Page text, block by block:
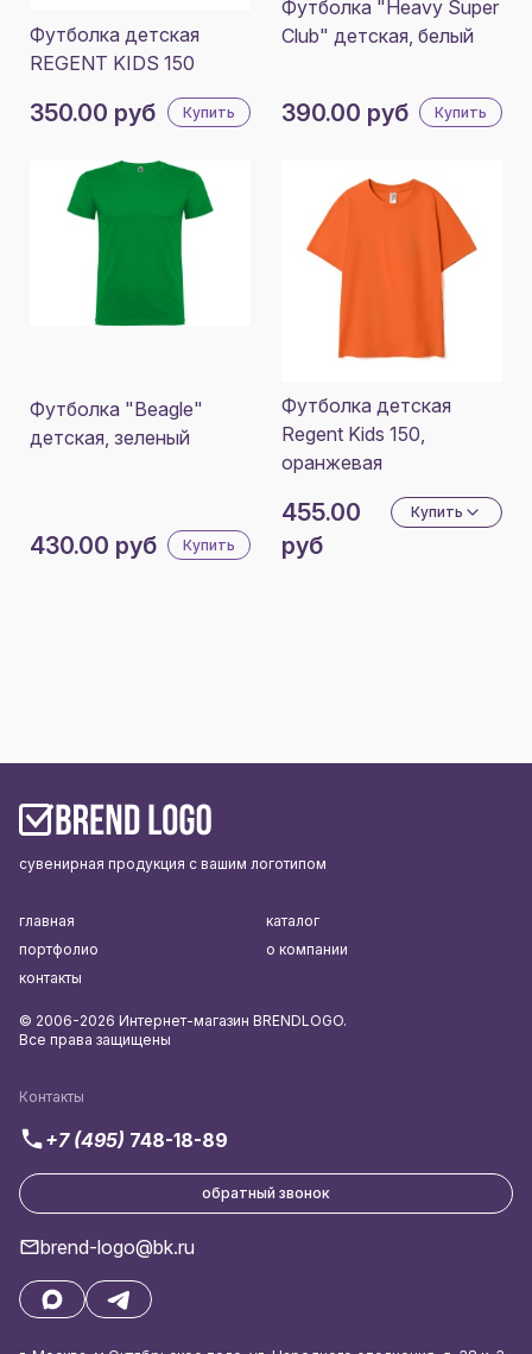
Футболка детская
REGENT KIDS 150
350.00 руб Купить
Футболка "Heavy Super
Club" детская, белый
390.00 руб Купить
Футболка "Beagle"
детская, зеленый
430.00 руб Купить
Футболка детская
Regent Kids 150,
оранжевая
455.00
руб
Купить
сувенирная продукция с вашим логотипом
Контакты
+7 (495) 748-18-89
обратный звонок
brend-logo@bk.ru
главная
каталог
портфолио
о компании
контакты
© 2006-2026 Интернет-магазин BRENDLOGO.
Все права защищены